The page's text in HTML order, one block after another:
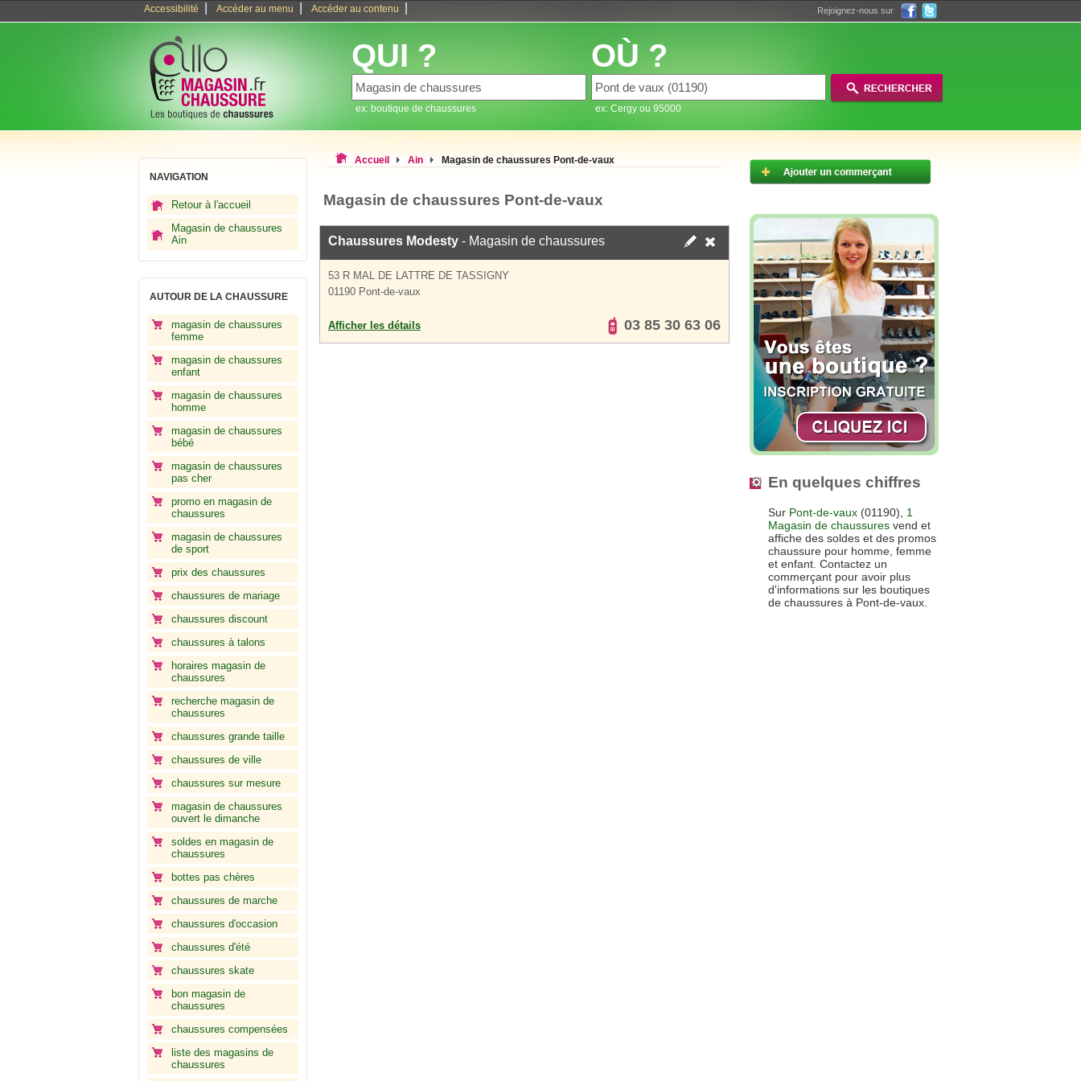
Accessibilité Accéder au menu Accéder au contenu Rejoignez-nous sur
QUI ?
ex: boutique de chaussures
OÙ ?
ex: Cergy ou 95000
NAVIGATION
Retour à l'accueil
Magasin de chaussures
Ain
AUTOUR DE LA CHAUSSURE
magasin de chaussures
femme
magasin de chaussures
enfant
magasin de chaussures
homme
magasin de chaussures
bébé
magasin de chaussures
pas cher
promo en magasin de
chaussures
magasin de chaussures
de sport
prix des chaussures
chaussures de mariage
chaussures discount
chaussures à talons
horaires magasin de
chaussures
recherche magasin de
chaussures
chaussures grande taille
chaussures de ville
chaussures sur mesure
magasin de chaussures
ouvert le dimanche
soldes en magasin de
chaussures
bottes pas chères
chaussures de marche
chaussures d'occasion
chaussures d'été
chaussures skate
bon magasin de
chaussures
chaussures compensées
liste des magasins de
chaussures
Accueil Ain Magasin de chaussures Pont-de-vaux
Magasin de chaussures Pont-de-vaux
Chaussures Modesty - Magasin de chaussures
53 R MAL DE LATTRE DE TASSIGNY
01190 Pont-de-vaux
Afficher les détails 03 85 30 63 06
En quelques chiffres
Sur Pont-de-vaux (01190), 1
Magasin de chaussures vend et
affiche des soldes et des promos
chaussure pour homme, femme
et enfant. Contactez un
commerçant pour avoir plus
d'informations sur les boutiques
de chaussures à Pont-de-vaux.